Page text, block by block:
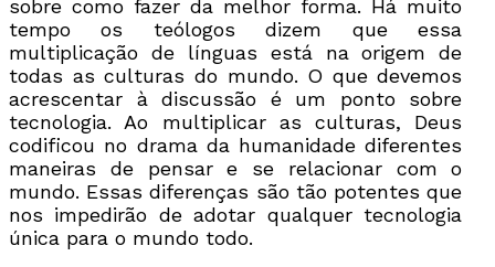
sobre como fazer da melhor forma. Há muito
tempo os teólogos dizem que essa
multiplicação de línguas está na origem de
todas as culturas do mundo. O que devemos
acrescentar à discussão é um ponto sobre
tecnologia. Ao multiplicar as culturas, Deus
codificou no drama da humanidade diferentes
maneiras de pensar e se relacionar com o
mundo. Essas diferenças são tão potentes que
nos impedirão de adotar qualquer tecnologia
única para o mundo todo.